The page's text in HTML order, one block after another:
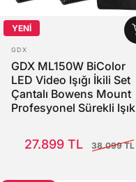
YENİ
SATICI:
GDX
GDX ML150W BiColor
LED Video Işığı İkili Set
Çantalı Bowens Mount
Profesyonel Sürekli Işık
27.899 TL
38.099 TL